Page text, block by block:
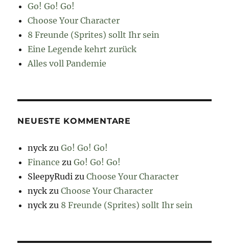
Go! Go! Go!
Choose Your Character
8 Freunde (Sprites) sollt Ihr sein
Eine Legende kehrt zurück
Alles voll Pandemie
NEUESTE KOMMENTARE
nyck zuGo! Go! Go!
Finance zuGo! Go! Go!
SleepyRudi zuChoose Your Character
nyck zuChoose Your Character
nyck zu 8 Freunde (Sprites) sollt Ihr sein